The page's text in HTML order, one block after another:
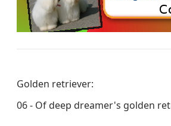
Golden retriever:
06 - Of deep dreamer's golden